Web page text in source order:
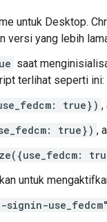
untuk Desktop.
versi yang lebih
saat
terlihat seperti ini:
true}) ,
true}) ,
untuk
signin-